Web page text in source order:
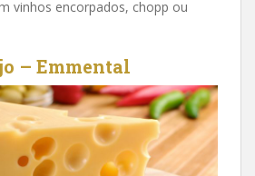
vinhos encorpados, chopp ou
– Emmental